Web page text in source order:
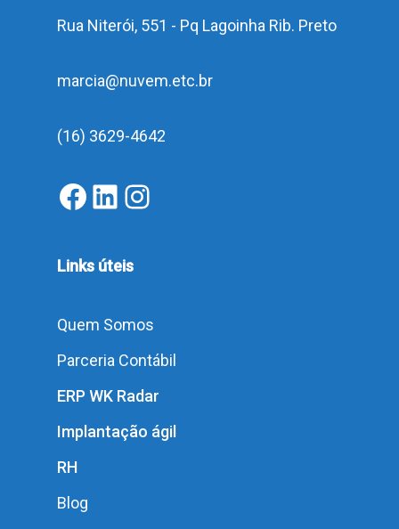
Rua Niterói, 551 - Pq Lagoinha Rib. Preto
marcia@nuvem.etc.br
(16) 3629-4642
facebook
LinkedIn
Links úteis
Quem Somos
Parceria Contábil
ERP WK Radar
Implantação ágil
RH
Blog